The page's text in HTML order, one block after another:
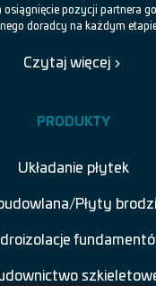
osiągnięcie pozycji partnera
doradcy na każdym
Czytaj więcej
PRODUKTY
Układanie płytek
Płyty